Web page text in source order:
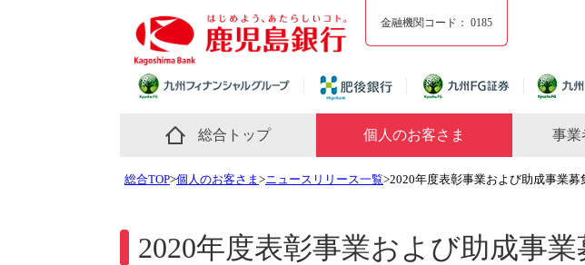
金融機関コード： 0185
総合トップ 個人のお客さま 事業
総合TOP>個人のお客さま >ニュースリリース一覧>2020年度表彰事業および助成事業募
2020年度表彰事業および助成事